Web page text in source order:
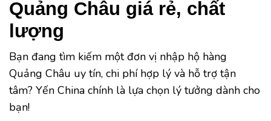
Quảng Châu giá rẻ, chất
lượng
Bạn đang tìm kiếm một đơn vị nhập hộ hàng
Quảng Châu uy tín, chi phí hợp lý và hỗ trợ tận
tâm? Yến China chính là lựa chọn lý tưởng dành cho
bạn!